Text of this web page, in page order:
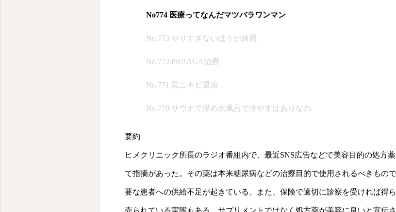
特に「医者に行けば治るのか」という疑問について、大体のものは栄養
いのに悪いことがある場合もあるため、専門家による確認が重要だと説
ヒアルロン酸注射などの対症療法に移行してしまう現状を問題視した。
ていないと述べた。話者 1は自身の糖尿病の経験を例に挙げ、従来は一
た結果、食事よりも仕事のストレスや緊張によって血糖値が上がっている
法だけでは不十分だったことが分かったと説明した。現在の医療システム
とんどだと指摘した。患者一人を診る時間を極力圧縮しないと経営が成
このような状況になってしまうと分析した。話者 1は今後の番組で、ドク
らえるのか、何分かければ原因にまで近づけるのかという点について順次
No774 医療ってなんだマツバラワンマン
No.773 やりすぎないほうが綺麗
No.772 PRP AGA治療
No.771 黒ニキビ退治
No.770 サウナで温め水風呂で冷やすはありなの
要約
ヒメクリニック所長のラジオ番組内で、最近SNS広告などで美容目的の処方
て指摘があった。その薬は本来糖尿病などの治療目的で使用されるべきもの
要な患者への供給不足が起きている。また、保険で適切に診察を受ければ得
売られている実態もある。サプリメントではなく処方薬が美容に良いと宣伝